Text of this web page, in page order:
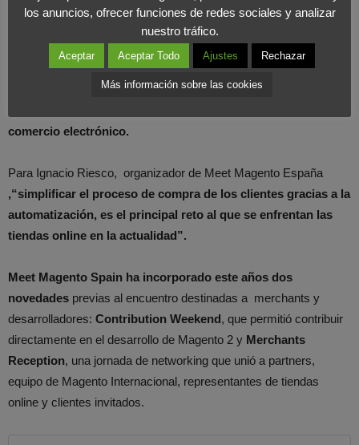
ecommerce. COMPARTIR EN X
Esta edición,ha contado además, con grandes empresas
consolidadas como Amazon, Ebay y Paypalque
comercio electrónico.
Para Ignacio Riesco, organizador de Meet Magento España
,“simplificar el proceso de compra de los clientes gracias a la
automatización, es el principal reto al que se enfrentan las
tiendas online en la actualidad”.
Meet Magento Spain ha incorporado este años dos
novedades previas al encuentro destinadas a merchants y
desarrolladores: Contribution Weekend, que permitió contribuir
directamente en el desarrollo de Magento 2 y Merchants
Reception, una jornada de networking que unió a partners,
equipo de Magento Internacional, representantes de tiendas
online y clientes invitados.
los anuncios, ofrecer funciones de redes sociales y analizar
nuestro tráfico.
Aceptar Aceptar Todo Ajustes Rechazar
Más información sobre las cookies